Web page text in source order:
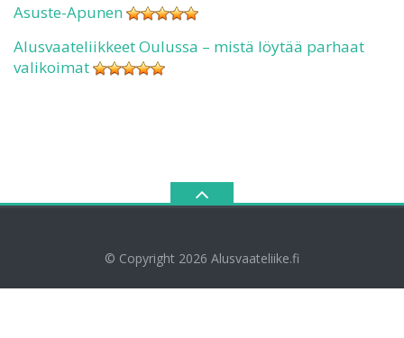
Asuste-Apunen
Alusvaateliikkeet Oulussa – mistä löytää parhaat
valikoimat
© Copyright 2026 Alusvaateliike.fi